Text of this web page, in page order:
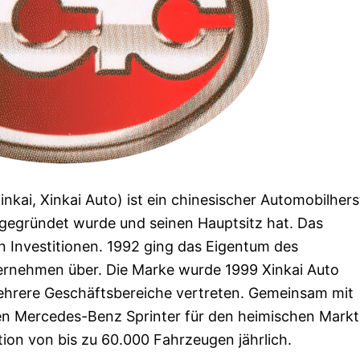
Xinkai Auto) ist ein chinesischer
wurde und seinen Hauptsitz hat. Das
Investitionen. 1992 ging das Eigentum des
über. Die Marke wurde 1999 Xinkai Auto
Geschäftsbereiche vertreten. Gemeinsam mit
Mercedes-Benz Sprinter für den heimischen
von bis zu 60.000 Fahrzeugen jährlich.